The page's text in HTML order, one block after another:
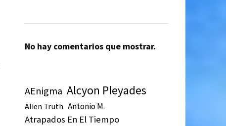
No hay comentarios que mostrar.
AEnigma Alcyon Pleyades
Alien Truth Antonio M.
Atrapados En El Tiempo